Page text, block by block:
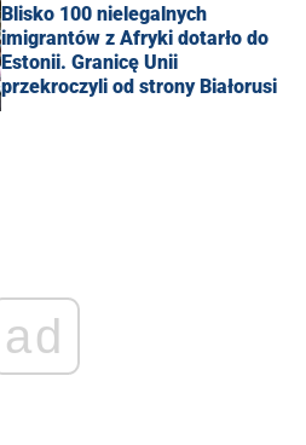
Blisko 100 nielegalnych
imigrantów z Afryki dotarło do
Estonii. Granicę Unii
przekroczyli od strony Białorusi
ad